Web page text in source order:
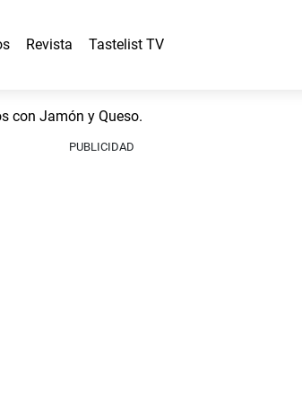
Revista Tastelist TV
con Jamón y Queso.
PUBLICIDAD